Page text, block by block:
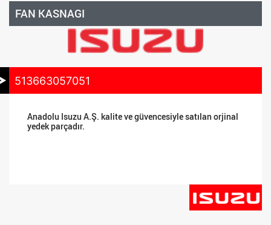
FAN KASNAGI
513663057051
Anadolu Isuzu A.Ş. kalite ve güvencesiyle satılan orjinal
yedek parçadır.